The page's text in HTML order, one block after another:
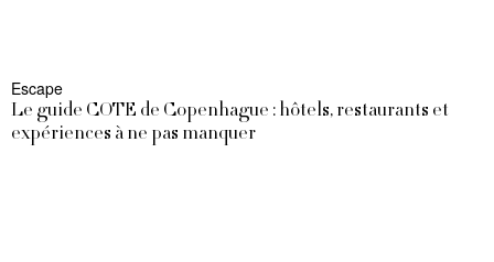
Escape
Le guide COTE de Copenhague : hôtels, restaurants et
expériences à ne pas manquer